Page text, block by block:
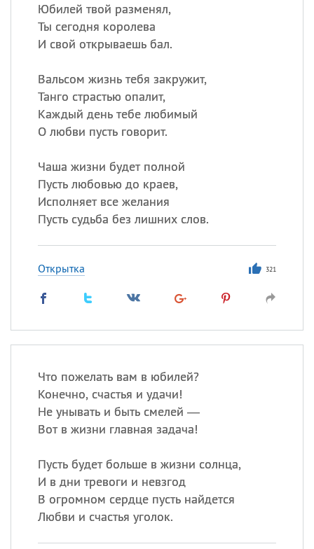
Юбилей твой разменял,
Ты сегодня королева
И свой открываешь бал.
Вальсом жизнь тебя закружит,
Танго страстью опалит,
Каждый день тебе любимый
О любви пусть говорит.
Чаша жизни будет полной
Пусть любовью до краев,
Исполняет все желания
Пусть судьба без лишних слов.
Открытка 321
Что пожелать вам в юбилей?
Конечно, счастья и удачи!
Не унывать и быть смелей —
Вот в жизни главная задача!
Пусть будет больше в жизни солнца,
И в дни тревоги и невзгод
В огромном сердце пусть найдется
Любви и счастья уголок.